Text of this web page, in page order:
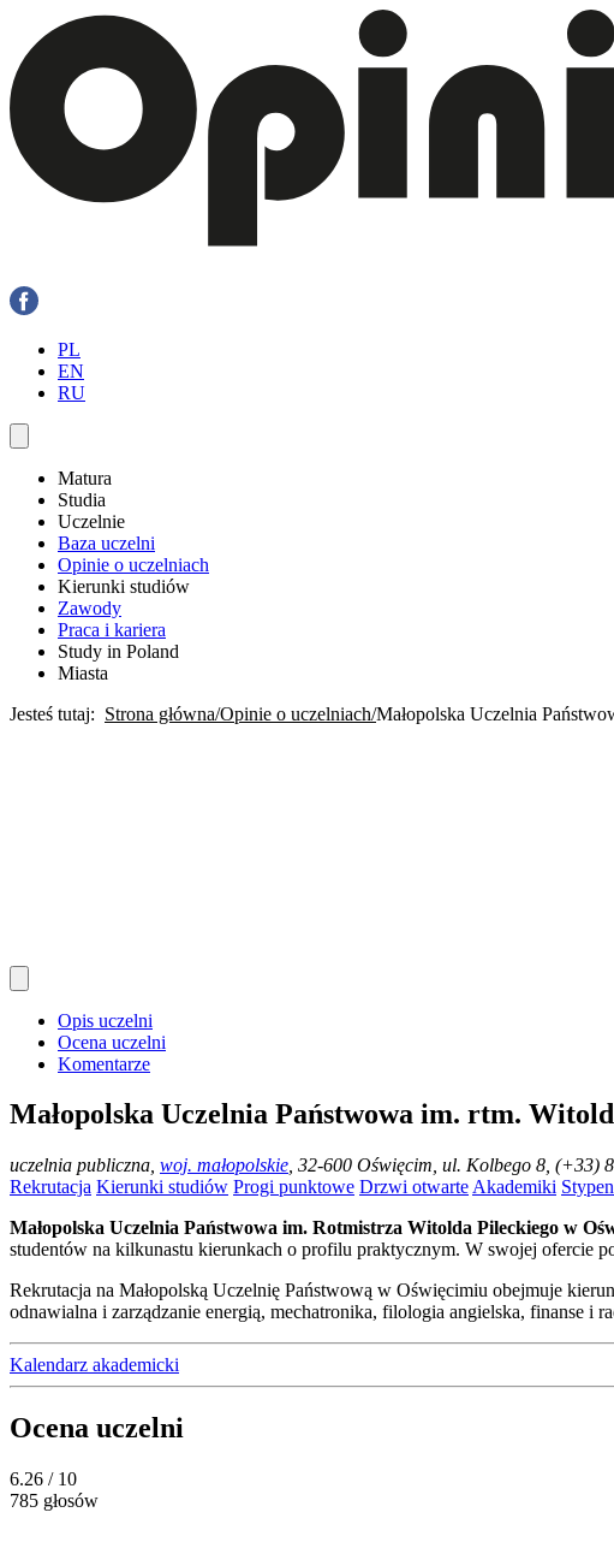
PL
EN
RU
Matura
Studia
Uczelnie
Baza uczelni
Opinie o uczelniach
Kierunki studiów
Zawody
Praca i kariera
Study in Poland
Miasta
Jesteś tutaj: Strona główna Opinie o uczelniach Małopolska Uczelnia
Opis uczelni
Ocena uczelni
Komentarze
Małopolska Uczelnia Państwowa im. rtm.
uczelnia publiczna woj. małopolskie , 32-600 Oświęcim, ul. Kolbego 8, (+33)
Rekrutacja Kierunki studiów Progi punktowe Drzwi otwarte Akademiki
Małopolska Uczelnia Państwowa im. Rotmistrza Witolda Pileckiego w
studentów na kilkunastu kierunkach o profilu praktycznym. W swojej ofercie
Rekrutacja na Małopolską Uczelnię Państwową w Oświęcimiu obejmuje
odnawialna i zarządzanie energią, mechatronika, filologia angielska, finanse i
Kalendarz akademicki
Ocena uczelni
6.26 / 10
785 głosów